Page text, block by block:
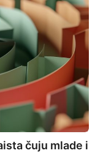
čuju mlade i